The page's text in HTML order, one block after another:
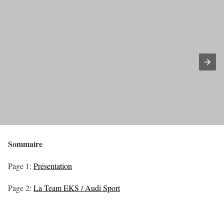
Sommaire
Page 1: Présentation
Page 2: La Team EKS / Audi Sport